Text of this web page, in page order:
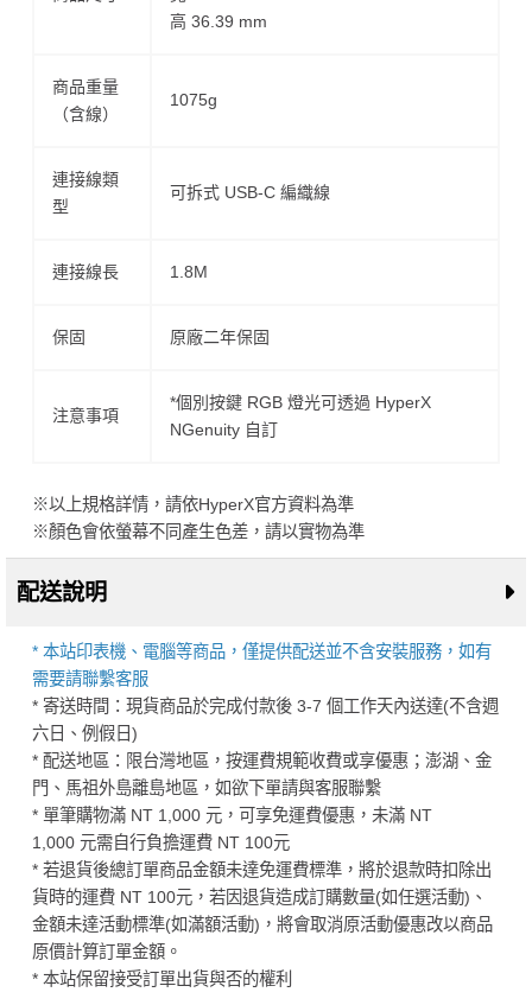
高 36.39 mm
商品重量
（含線）
1075g
連接線類
型
可拆式 USB-C 編織線
連接線長 1.8M
保固 原廠二年保固
注意事項
*個別按鍵 RGB 燈光可透過 HyperX
NGenuity 自訂
※以上規格詳情，請依HyperX官方資料為準
※顏色會依螢幕不同產生色差，請以實物為準
配送說明
* 本站印表機、電腦等商品，僅提供配送並不含安裝服務，如有
需要請聯繫客服
* 寄送時間：現貨商品於完成付款後 3-7 個工作天內送達(不含週
六日、例假日)
* 配送地區：限台灣地區，按運費規範收費或享優惠；澎湖、金
門、馬祖外島離島地區，如欲下單請與客服聯繫
* 單筆購物滿 NT 1,000 元，可享免運費優惠，未滿 NT
1,000 元需自行負擔運費 NT 100元
* 若退貨後總訂單商品金額未達免運費標準，將於退款時扣除出
貨時的運費 NT 100元，若因退貨造成訂購數量(如任選活動)、
金額未達活動標準(如滿額活動)，將會取消原活動優惠改以商品
原價計算訂單金額。
* 本站保留接受訂單出貨與否的權利